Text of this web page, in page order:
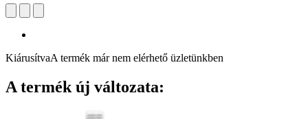
KiárusítvaA termék már nem elérhető üzletünkben
A termék új változata: